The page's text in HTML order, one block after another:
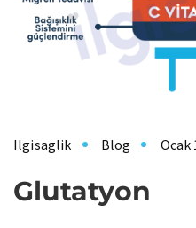
Ilgisaglik Blog Ocak
Glutatyon